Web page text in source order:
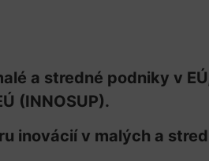
a stredné podniky v
(INNOSUP).
inovácií v malých a